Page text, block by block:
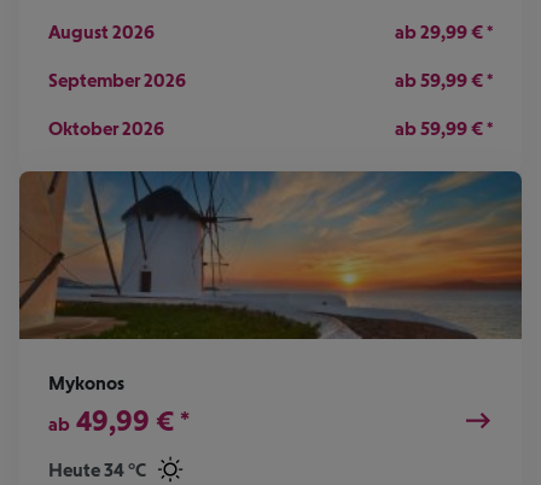
August 2026 ab29,99€*
September 2026 ab59,99€*
Oktober 2026 ab59,99€*
Mykonos
ab 49,99 € *
Heute 34 °C